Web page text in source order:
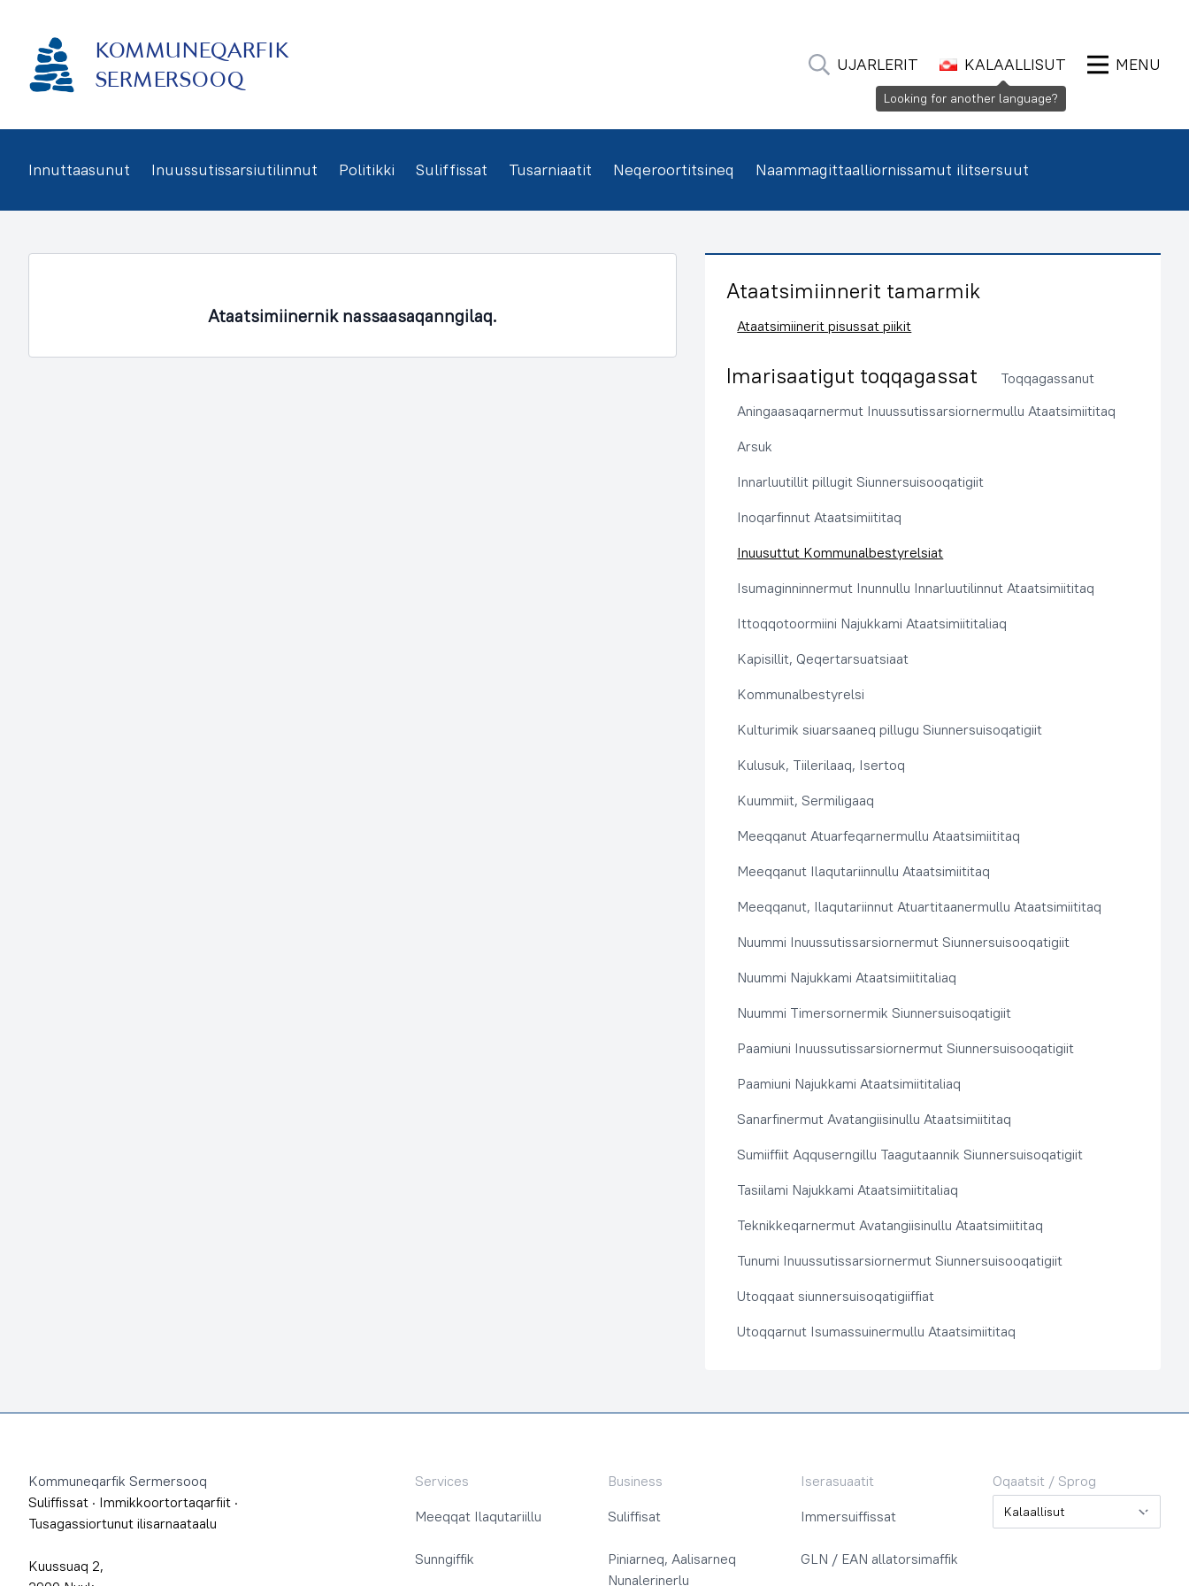
KOMMUNEQARFIK
SERMERSOOQ
UJARLERIT KALAALLISUT MENU
Innuttaasunut Inuussutissarsiutilinnut Politikki Suliffissat Tusarniaatit Neqeroortitsineq Naammagittaalliornissamut ilitsersuut
Ataatsimiinernik nassaasaqanngilaq.
Ataatsimiinnerit tamarmik
Ataatsimiinerit pisussat piikit
Imarisaatigut toqqagassat
Toqqagassanut
Aningaasaqarnermut Inuussutissarsiornermullu Ataatsimiititaq
Arsuk
Innarluutillit pillugit Siunnersuisooqatigiit
Inoqarfinnut Ataatsimiititaq
Inuusuttut Kommunalbestyrelsiat
Isumaginninnermut Inunnullu Innarluutilinnut Ataatsimiititaq
Ittoqqotoormiini Najukkami Ataatsimiititaliaq
Kapisillit, Qeqertarsuatsiaat
Kommunalbestyrelsi
Kulturimik siuarsaaneq pillugu Siunnersuisoqatigiit
Kulusuk, Tiilerilaaq, Isertoq
Kuummiit, Sermiligaaq
Meeqqanut Atuarfeqarnermullu Ataatsimiititaq
Meeqqanut Ilaqutariinnullu Ataatsimiititaq
Meeqqanut, Ilaqutariinnut Atuartitaanermullu Ataatsimiititaq
Nuummi Inuussutissarsiornermut Siunnersuisooqatigiit
Nuummi Najukkami Ataatsimiititaliaq
Nuummi Timersornermik Siunnersuisoqatigiit
Paamiuni Inuussutissarsiornermut Siunnersuisooqatigiit
Paamiuni Najukkami Ataatsimiititaliaq
Sanarfinermut Avatangiisinullu Ataatsimiititaq
Sumiiffiit Aqquserngillu Taagutaannik Siunnersuisoqatigiit
Tasiilami Najukkami Ataatsimiititaliaq
Teknikkeqarnermut Avatangiisinullu Ataatsimiititaq
Tunumi Inuussutissarsiornermut Siunnersuisooqatigiit
Utoqqaat siunnersuisoqatigiiffiat
Utoqqarnut Isumassuinermullu Ataatsimiititaq
Kommuneqarfik Sermersooq
Suliffissat · Immikkoortortaqarfiit ·
Tusagassiortunut ilisarnaataalu
Kuussuaq 2,
Services
Meeqqat Ilaqutariillu
Sunngiffik
Business
Suliffisat
Piniarneq, Aalisarneq
Nunalerinerlu
Iserasuaatit
Immersuiffissat
GLN / EAN allatorsimaffik
Oqaatsit / Sprog
Oqaatsit / Sprog
Looking for another language?